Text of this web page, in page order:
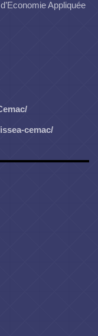
Appliquée
cemac/